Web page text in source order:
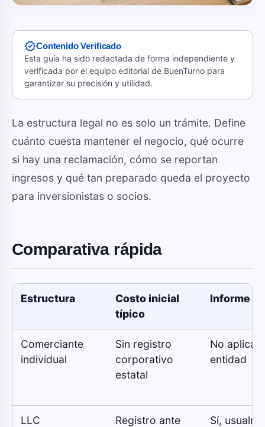
verifiedContenido Verificado
Esta guía ha sido redactada de forma independiente y
verificada por el equipo editorial de BuenTurno para
garantizar su precisión y utilidad.
La estructura legal no es solo un trámite. Define
cuánto cuesta mantener el negocio, qué ocurre
si hay una reclamación, cómo se reportan
ingresos y qué tan preparado queda el proyecto
para inversionistas o socios.
Comparativa rápida
Estructura
Costo inicial
típico
Informe
Comerciante
individual
Sin registro
corporativo
estatal
No aplica
entidad
LLC
Registro ante
Sí,